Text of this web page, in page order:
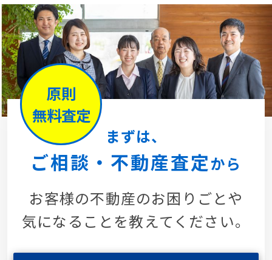
原則
無料査定
まずは、
ご相談・不動産査定から
お客様の不動産のお困りごとや
気になることを教えてください。